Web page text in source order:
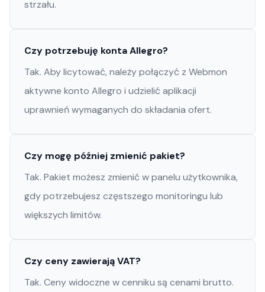
strzału.
Czy potrzebuję konta Allegro?
Tak. Aby licytować, należy połączyć z Webmon
aktywne konto Allegro i udzielić aplikacji
uprawnień wymaganych do składania ofert.
Czy mogę później zmienić pakiet?
Tak. Pakiet możesz zmienić w panelu użytkownika,
gdy potrzebujesz częstszego monitoringu lub
większych limitów.
Czy ceny zawierają VAT?
Tak. Ceny widoczne w cenniku są cenami brutto.